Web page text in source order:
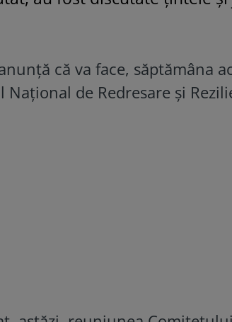
că va face, săptămâna
de Redresare și